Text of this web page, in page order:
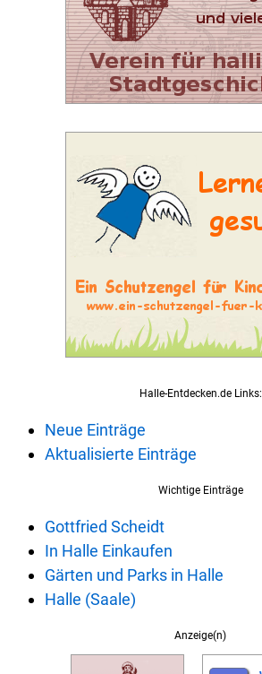
Halle-Entdecken.de Links:
Neue Einträge
Aktualisierte Einträge
Wichtige Einträge
Gottfried Scheidt
In Halle Einkaufen
Gärten und Parks in Halle
Halle (Saale)
Anzeige(n)